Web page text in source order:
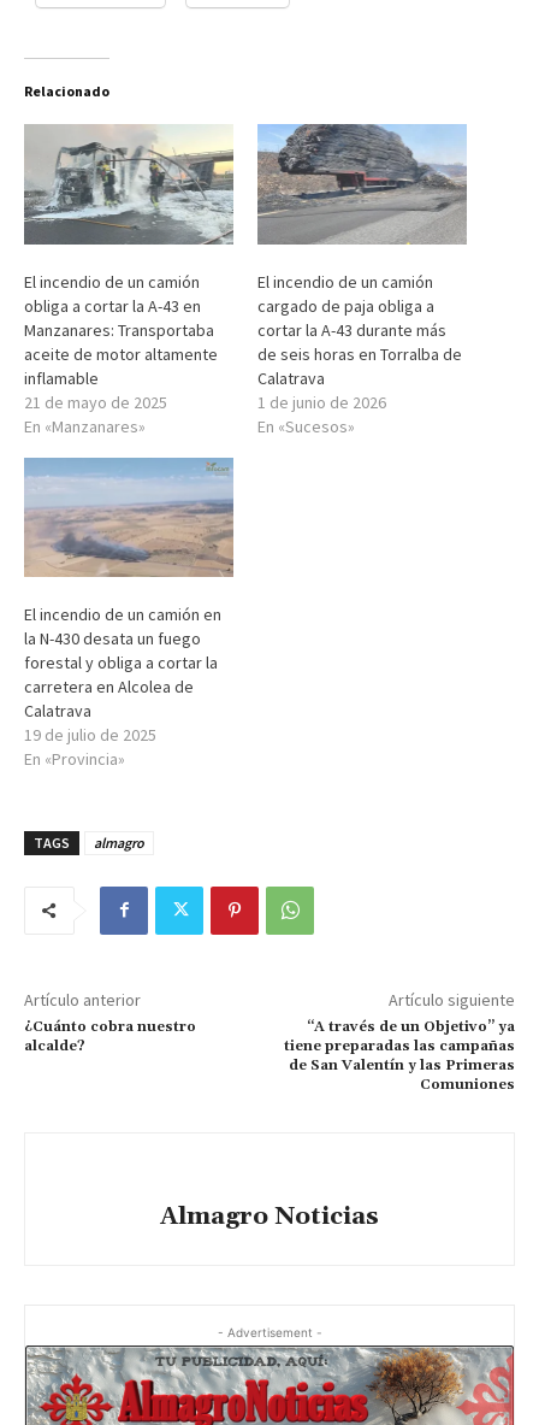
Relacionado
El incendio de un camión
obliga a cortar la A-43 en
Manzanares: Transportaba
aceite de motor altamente
inflamable
21 de mayo de 2025
En «Manzanares»
El incendio de un camión
cargado de paja obliga a
cortar la A-43 durante más
de seis horas en Torralba de
Calatrava
1 de junio de 2026
En «Sucesos»
El incendio de un camión en
la N-430 desata un fuego
forestal y obliga a cortar la
carretera en Alcolea de
Calatrava
19 de julio de 2025
En «Provincia»
TAGS almagro
Artículo anterior
¿Cuánto cobra nuestro
alcalde?
Artículo siguiente
“A través de un Objetivo” ya
tiene preparadas las campañas
de San Valentín y las Primeras
Comuniones
Almagro Noticias
- Advertisement -